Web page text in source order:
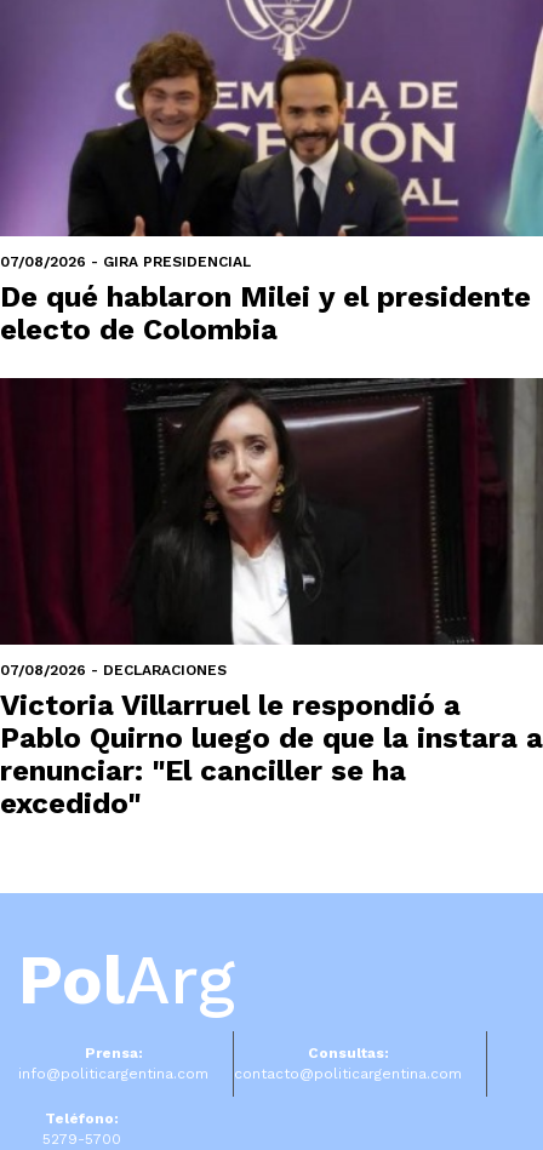
07/08/2026 - GIRA PRESIDENCIAL
De qué hablaron Milei y el presidente
electo de Colombia
07/08/2026 - DECLARACIONES
Victoria Villarruel le respondió a
Pablo Quirno luego de que la instara a
renunciar: "El canciller se ha
excedido"
PolArg
Prensa:
info@politicargentina.com
Consultas:
contacto@politicargentina.com
Teléfono:
5279-5700